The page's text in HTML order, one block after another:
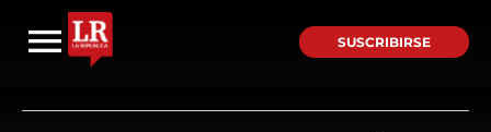
SUSCRIBIRSE